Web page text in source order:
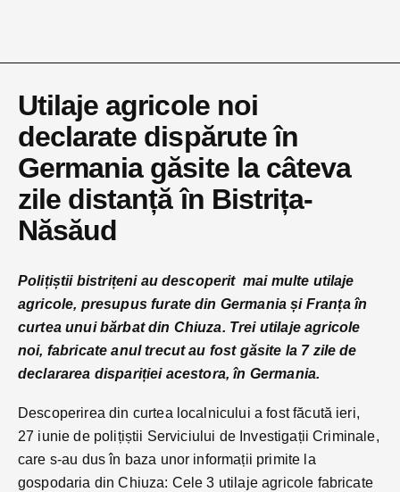
Utilaje agricole noi
declarate dispărute în
Germania găsite la câteva
zile distanță în Bistrița-
Năsăud
Polițiștii bistrițeni au descoperit mai multe utilaje
agricole, presupus furate din Germania și Franța în
curtea unui bărbat din Chiuza. Trei utilaje agricole
noi, fabricate anul trecut au fost găsite la 7 zile de
declararea dispariției acestora, în Germania.
Descoperirea din curtea localnicului a fost făcută ieri,
27 iunie de polițiștii Serviciului de Investigații Criminale,
care s-au dus în baza unor informații primite la
gospodaria din Chiuza: Cele 3 utilaje agricole fabricate